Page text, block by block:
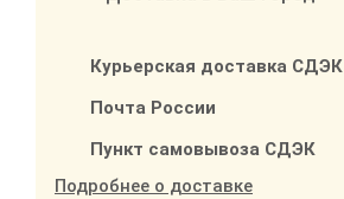
Курьерская доставка СДЭК
Почта России
Пункт самовывоза СДЭК
Подробнее о доставке